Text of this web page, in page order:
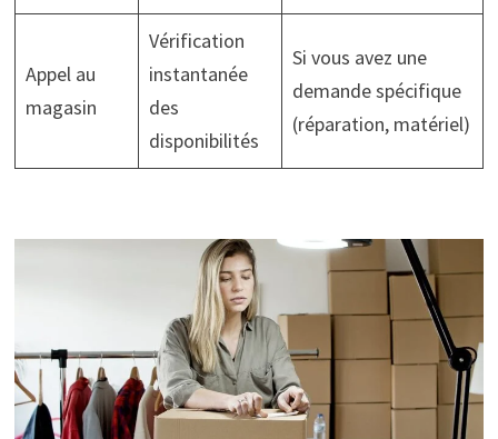
Appel au
magasin
Vérification
instantanée
des
disponibilités
Si vous avez une
demande spécifique
(réparation, matériel)